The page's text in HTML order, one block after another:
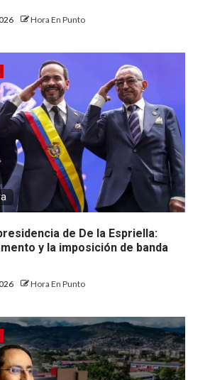
Hora En Punto
de De la Espriella:
y la imposición de banda
Hora En Punto